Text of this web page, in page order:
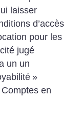
laisser
d’accès
pour les
jugé
un un
»
en